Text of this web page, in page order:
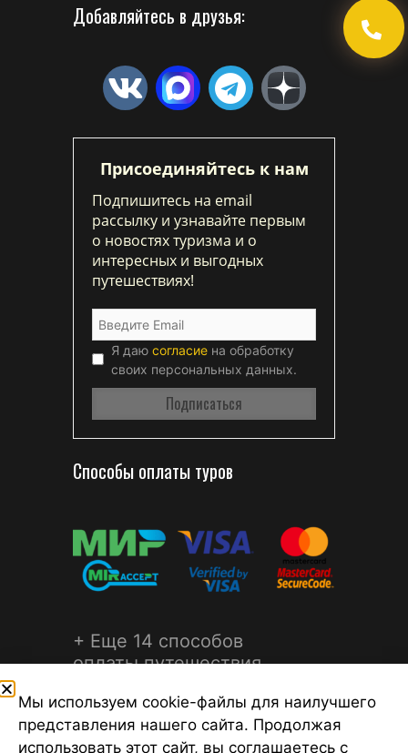
Добавляйтесь в друзья:
Присоединяйтесь к нам
Подпишитесь на email
рассылку и узнавайте первым
о новостях туризма и о
интересных и выгодных
путешествиях!
Я даю согласие на обработку
своих персональных данных.
Способы оплаты туров
+ Еще 14 способов
оплаты путешествия
Мы используем cookie-файлы для наилучшего
представления нашего сайта. Продолжая
использовать этот сайт, вы соглашаетесь с